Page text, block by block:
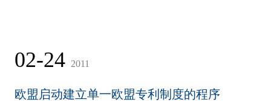
02-24 2011
欧盟启动建立单一欧盟专利制度的程序